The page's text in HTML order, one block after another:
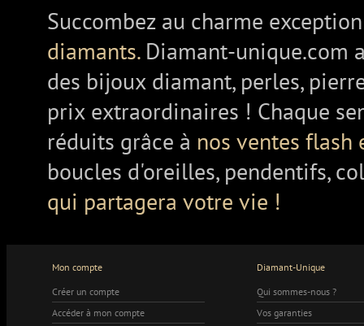
Succombez au charme
diamants. Diamant-unique.com
des bijoux diamant, perles,
prix extraordinaires ! Chaque
réduits grâce à nos ventes
boucles d'oreilles, pendentifs,
qui partagera votre vie !
Mon compte
Créer un compte
Accéder à mon compte
Diamant-Unique
Qui sommes-nous ?
Vos garanties